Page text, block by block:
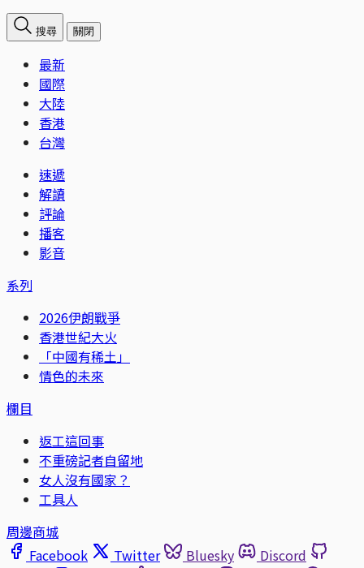
搜尋 關閉
最新
國際
大陸
香港
台灣
速遞
解讀
評論
播客
影音
系列
2026伊朗戰爭
香港世紀大火
「中國有稀土」
情色的未來
欄目
返工這回事
不重磅記者自留地
女人沒有國家？
工具人
周邊商城
Facebook
Twitter Bluesky
Discord